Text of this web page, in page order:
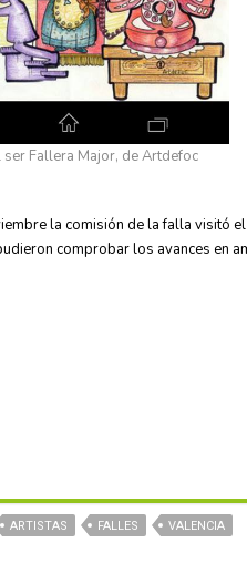
ser Fallera Major, de Artdefoc
la comisión de la falla visitó
comprobar los avances en
ARTISTAS FALLES VALENCIA